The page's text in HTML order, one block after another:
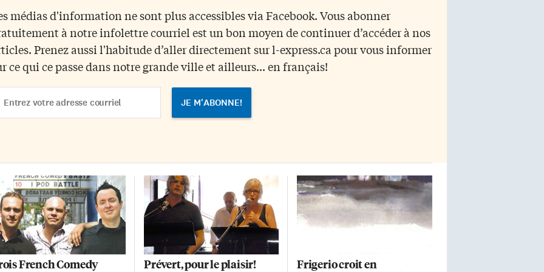
mais aussi de sourire»,
le commissaire. «Ces
qui ont saisi l’humeur
à un moment précis,
partie de l’histoire du pays.
gens qui ont vécu ces […]
accueillait, du 6 au 10 août, près
de 4000 participants venus de
tous les continents. La série La
quête de Chaaas explore avec
audace l’univers d’un adolescent
qui cherche à se faire une place au
recette sur le bout des doigts, le
public est comblé. Dès les
premières minutes de la soirée, le
ton est donné. Que tous ceux […]
médias d'information ne sont plus accessibles via Facebook. Vous abonner
à notre infolettre courriel est un bon moyen de continuer d’accéder à nos
Prenez aussi l'habitude d’aller directement sur l-express.ca pour vous informer
ce qui ce passe dans notre grande ville et ailleurs... en français!
French Comedy
Prévert, pour le plaisir!
Frigerio croit en